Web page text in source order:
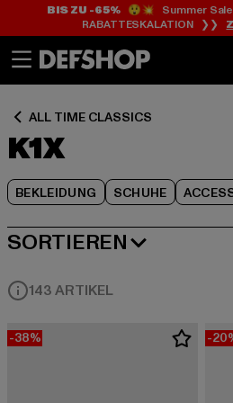
Zum
Zum
BIS ZU -65%😲💥 Summer
RABATTESKALATION ❯❯
ALL TIME CLASSICS
K1X
BEKLEIDUNG SCHUHE
Zum
SORTIEREN
BELIEBTESTE
143 ARTIKEL
-38% -